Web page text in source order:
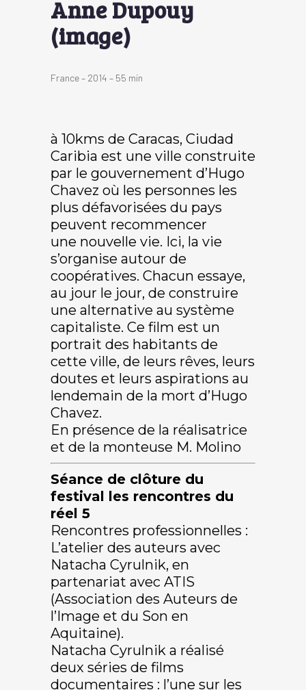
Anne Dupouy
(image)
France – 2014 – 55 min
à 10kms de Caracas, Ciudad
Caribia est une ville construite
par le gouvernement d’Hugo
Chavez où les personnes les
plus défavorisées du pays
peuvent recommencer
une nouvelle vie. Ici, la vie
s’organise autour de
coopératives. Chacun essaye,
au jour le jour, de construire
une alternative au système
capitaliste. Ce film est un
portrait des habitants de
cette ville, de leurs rêves, leurs
doutes et leurs aspirations au
lendemain de la mort d’Hugo
Chavez.
En présence de la réalisatrice
et de la monteuse M. Molino
Séance de clôture du
festival les rencontres du
réel 5
Rencontres professionnelles :
L’atelier des auteurs avec
Natacha Cyrulnik, en
partenariat avec ATIS
(Association des Auteurs de
l’Image et du Son en
Aquitaine).
Natacha Cyrulnik a réalisé
deux séries de films
documentaires : l’une sur les